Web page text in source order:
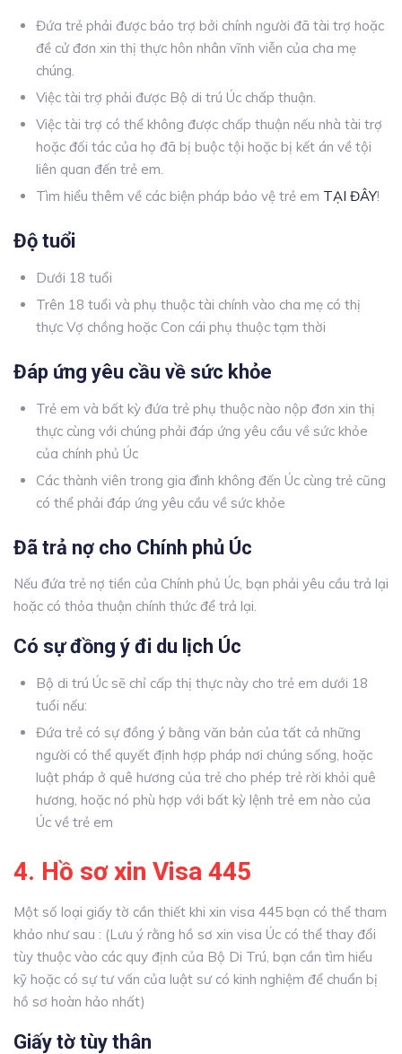
Đứa trẻ phải được bảo trợ bởi chính người đã tài trợ hoặc
đề cử đơn xin thị thực hôn nhân vĩnh viễn của cha mẹ
chúng.
Việc tài trợ phải được Bộ di trú Úc chấp thuận.
Việc tài trợ có thể không được chấp thuận nếu nhà tài trợ
hoặc đối tác của họ đã bị buộc tội hoặc bị kết án về tội
liên quan đến trẻ em.
Tìm hiểu thêm về các biện pháp bảo vệ trẻ em TẠI ĐÂY!
Độ tuổi
Dưới 18 tuổi
Trên 18 tuổi và phụ thuộc tài chính vào cha mẹ có thị
thực Vợ chồng hoặc Con cái phụ thuộc tạm thời
Đáp ứng yêu cầu về sức khỏe
Trẻ em và bất kỳ đứa trẻ phụ thuộc nào nộp đơn xin thị
thực cùng với chúng phải đáp ứng yêu cầu về sức khỏe
của chính phủ Úc
Các thành viên trong gia đình không đến Úc cùng trẻ cũng
có thể phải đáp ứng yêu cầu về sức khỏe
Đã trả nợ cho Chính phủ Úc
Nếu đứa trẻ nợ tiền của Chính phủ Úc, bạn phải yêu cầu trả lại
hoặc có thỏa thuận chính thức để trả lại.
Có sự đồng ý đi du lịch Úc
Bộ di trú Úc sẽ chỉ cấp thị thực này cho trẻ em dưới 18
tuổi nếu:
Đứa trẻ có sự đồng ý bằng văn bản của tất cả những
người có thể quyết định hợp pháp nơi chúng sống, hoặc
luật pháp ở quê hương của trẻ cho phép trẻ rời khỏi quê
hương, hoặc nó phù hợp với bất kỳ lệnh trẻ em nào của
Úc về trẻ em
4. Hồ sơ xin Visa 445
Một số loại giấy tờ cần thiết khi xin visa 445 bạn có thể tham
khảo như sau : (Lưu ý rằng hồ sơ xin visa Úc có thể thay đổi
tùy thuộc vào các quy định của Bộ Di Trú, bạn cần tìm hiểu
kỹ hoặc có sự tư vấn của luật sư có kinh nghiệm để chuẩn bị
hồ sơ hoàn hảo nhất)
Giấy tờ tùy thân